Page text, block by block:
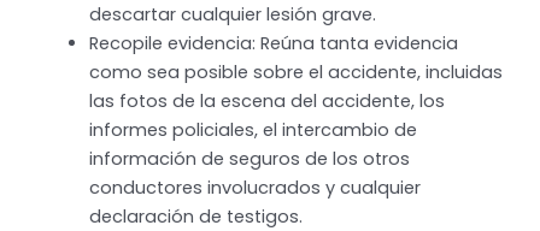
descartar cualquier lesión grave.
Recopile evidencia: Reúna tanta evidencia
como sea posible sobre el accidente, incluidas
las fotos de la escena del accidente, los
informes policiales, el intercambio de
información de seguros de los otros
conductores involucrados y cualquier
declaración de testigos.